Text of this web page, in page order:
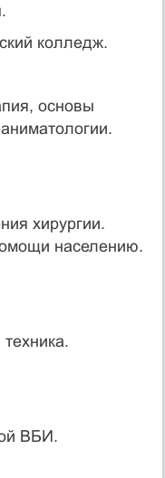
колледж.
основы
хирургии.
населению.
ВБИ.